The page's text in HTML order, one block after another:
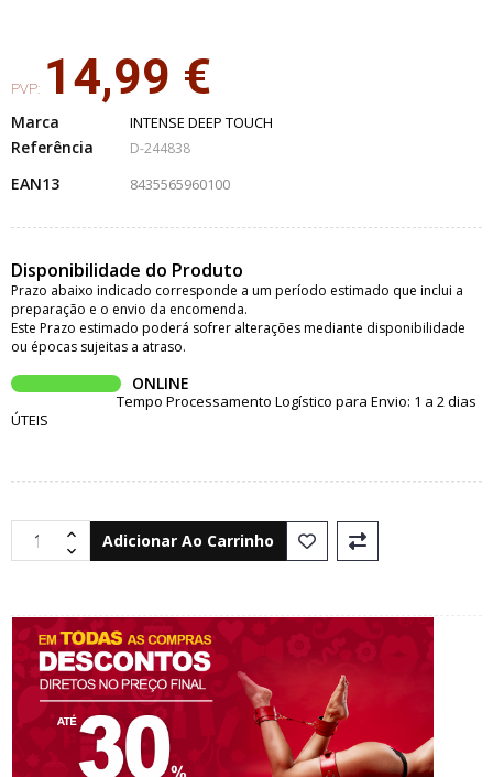
PVP: 14,99 €
Marca INTENSE DEEP TOUCH
Referência D-244838
EAN13 8435565960100
Disponibilidade do Produto
Prazo abaixo indicado corresponde a um período estimado que inclui a
preparação e o envio da encomenda.
Este Prazo estimado poderá sofrer alterações mediante disponibilidade
ou épocas sujeitas a atraso.
ONLINE
Tempo Processamento Logístico para Envio: 1 a 2 dias
ÚTEIS
Adicionar Ao Carrinho